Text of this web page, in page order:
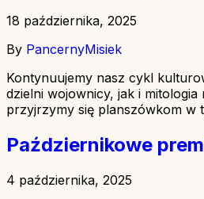
18 października, 2025
By PancernyMisiek
Kontynuujemy nasz cykl
dzielni wojownicy, jak i mitologia
przyjrzymy się planszówkom w
Październikowe
4 października, 2025